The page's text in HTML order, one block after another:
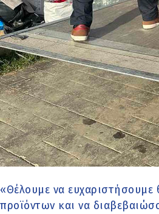
«Θέλουμε να
προϊόντων και να